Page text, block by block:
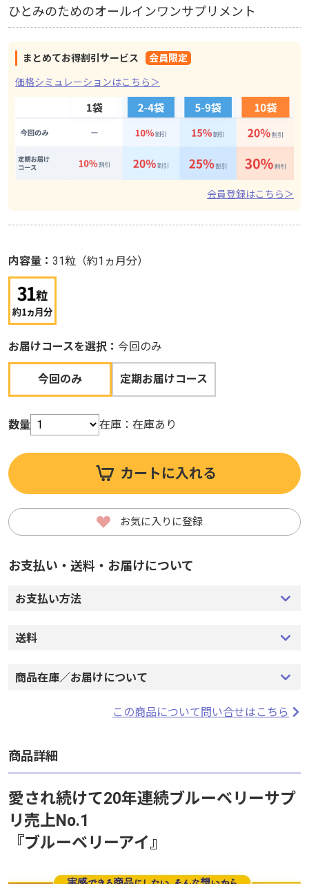
ひとみのためのオールインワンサプリメント
まとめてお得割引サービス 会員限定
価格シミュレーションはこちら＞
会員登録はこちら＞
内容量： 31粒（約1ヵ月分）
お届けコースを選択： 今回のみ
今回のみ 定期お届けコース
数量 在庫： 在庫あり
カートに入れる
お気に入りに登録
お支払い・送料・お届けについて
お支払い方法
送料
商品在庫／お届けについて
この商品について問い合せはこちら
商品詳細
愛され続けて20年連続ブルーベリーサプ
リ売上No.1
『ブルーベリーアイ』